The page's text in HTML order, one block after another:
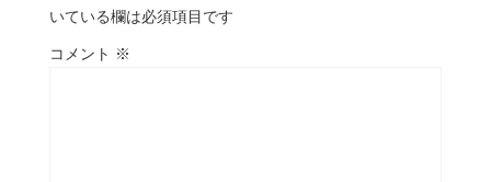
いている欄は必須項目です
コメント ※